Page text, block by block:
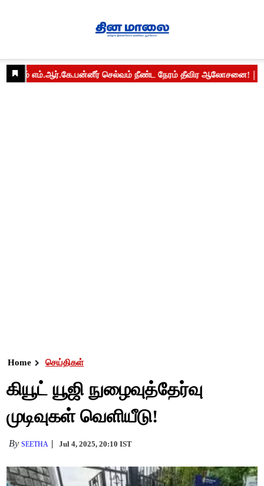
Home செய்திகள்
கியூட் யூஜி நுழைவுத்தேர்வு
முடிவுகள் வெளியீடு!
BySEETHA Jul 4, 2025, 20:10 IST